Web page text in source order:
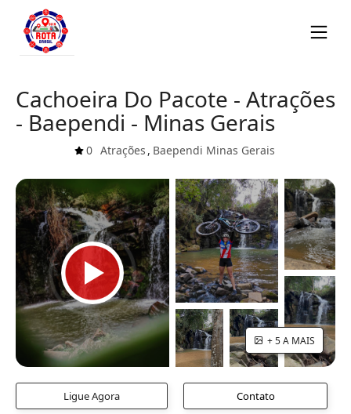
Cachoeira Do Pacote - Atrações
- Baependi - Minas Gerais
0 Atrações , Baependi Minas Gerais
+ 5 A MAIS
Ligue Agora Contato